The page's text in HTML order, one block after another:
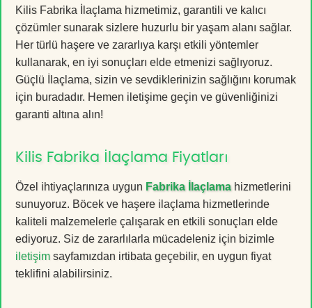
Kilis Fabrika İlaçlama hizmetimiz, garantili ve kalıcı
çözümler sunarak sizlere huzurlu bir yaşam alanı sağlar.
Her türlü haşere ve zararlıya karşı etkili yöntemler
kullanarak, en iyi sonuçları elde etmenizi sağlıyoruz.
Güçlü İlaçlama, sizin ve sevdiklerinizin sağlığını korumak
için buradadır. Hemen iletişime geçin ve güvenliğinizi
garanti altına alın!
Kilis Fabrika İlaçlama Fiyatları
Özel ihtiyaçlarınıza uygun Fabrika İlaçlamahizmetlerini
sunuyoruz. Böcek ve haşere ilaçlama hizmetlerinde
kaliteli malzemelerle çalışarak en etkili sonuçları elde
ediyoruz. Siz de zararlılarla mücadeleniz için bizimle
iletişim sayfamızdan irtibata geçebilir, en uygun fiyat
teklifini alabilirsiniz.